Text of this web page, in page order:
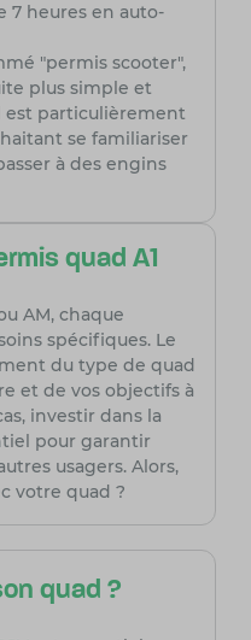
7 heures en auto-
"permis scooter",
plus simple et
est particulièrement
se familiariser
à des engins
quad A1
AM, chaque
spécifiques. Le
du type de quad
et de vos objectifs à
investir dans la
pour garantir
usagers. Alors,
votre quad ?
quad ?